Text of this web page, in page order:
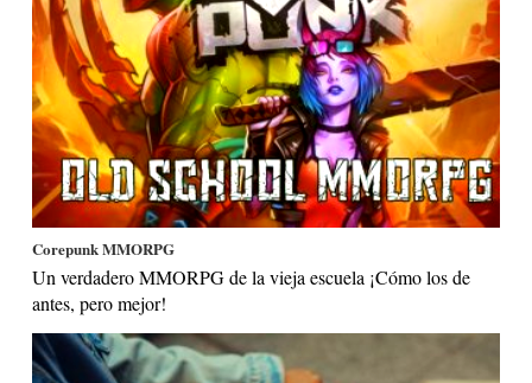
Corepunk MMORPG
Un verdadero MMORPG de la vieja escuela ¡Cómo los de
antes, pero mejor!